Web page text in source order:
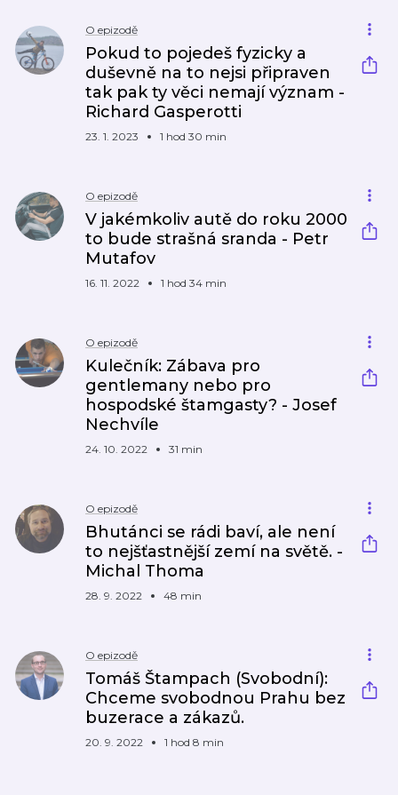
O epizodě
Pokud to pojedeš fyzicky a
duševně na to nejsi připraven
tak pak ty věci nemají význam -
Richard Gasperotti
23. 1. 2023 1 hod 30 min
O epizodě
V jakémkoliv autě do roku 2000
to bude strašná sranda - Petr
Mutafov
16. 11. 2022 1 hod 34 min
O epizodě
Kulečník: Zábava pro
gentlemany nebo pro
hospodské štamgasty? - Josef
Nechvíle
24. 10. 2022 31 min
O epizodě
Bhutánci se rádi baví, ale není
to nejšťastnější zemí na světě. -
Michal Thoma
28. 9. 2022 48 min
O epizodě
Tomáš Štampach (Svobodní):
Chceme svobodnou Prahu bez
buzerace a zákazů.
20. 9. 2022 1 hod 8 min